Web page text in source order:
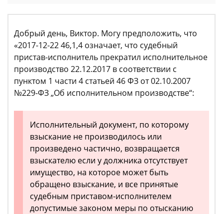
Добрый день, Виктор. Могу предположить, что
«2017-12-22 46,1,4 означает, что судебный
пристав-исполнитель прекратил исполнительное
производство 22.12.2017 в соответствии с
пунктом 1 части 4 статьей 46 ФЗ от 02.10.2007
№229-ФЗ „Об исполнительном производстве“:
Исполнительный документ, по которому
взыскание не производилось или
произведено частично, возвращается
взыскателю если у должника отсутствует
имущество, на которое может быть
обращено взыскание, и все принятые
судебным приставом-исполнителем
допустимые законом меры по отысканию